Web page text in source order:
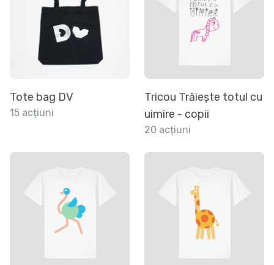
Tote bag DV
15 acțiuni
Tricou Trăiește totul cu
uimire - copii
20 acțiuni